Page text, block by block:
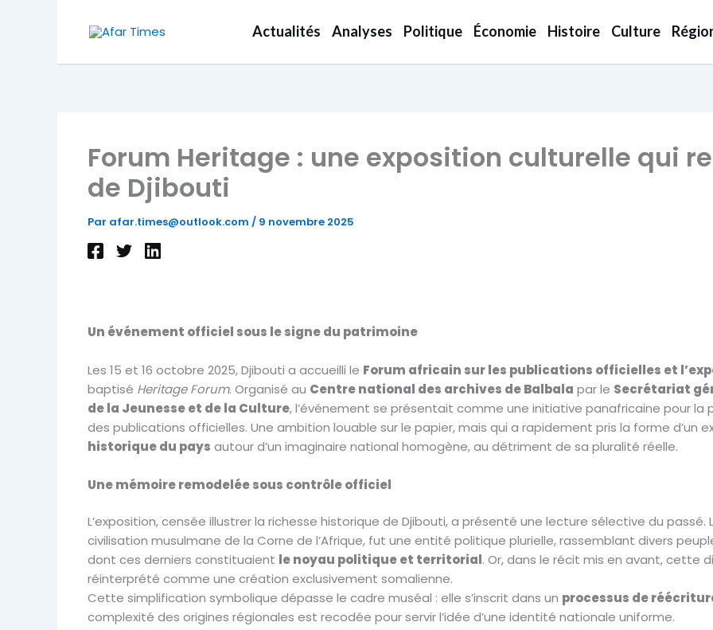
Actualités Analyses Politique Économie Histoire Culture
Forum Heritage : une exposition culturelle qui
de Djibouti
Par afar.times@outlook.com / 9 novembre 2025
Un événement officiel sous le signe du patrimoine
Les 15 et 16 octobre 2025, Djibouti a accueilli le Forum africain sur les publications officielles et
baptisé Heritage Forum. Organisé au Centre national des archives de Balbala par le Secrétariat
de la Jeunesse et de la Culture, l’événement se présentait comme une initiative panafricaine pour
des publications officielles. Une ambition louable sur le papier, mais qui a rapidement pris la forme d’un
historique du pays autour d’un imaginaire national homogène, au détriment de sa pluralité réelle.
Une mémoire remodelée sous contrôle officiel
L’exposition, censée illustrer la richesse historique de Djibouti, a présenté une lecture sélective du passé.
civilisation musulmane de la Corne de l’Afrique, fut une entité politique plurielle, rassemblant divers
dont ces derniers constituaient le noyau politique et territorial. Or, dans le récit mis en avant, cette
réinterprété comme une création exclusivement somalienne.
Cette simplification symbolique dépasse le cadre muséal : elle s’inscrit dans un processus de
complexité des origines régionales est recodée pour servir l’idée d’une identité nationale uniforme.